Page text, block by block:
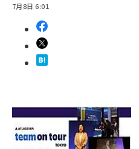
7月8日 6:01